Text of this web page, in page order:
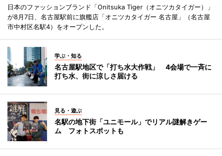
日本のファッションブランド「Onitsuka Tiger（オニツカタイガー）」
が8月7日、名古屋駅前に旗艦店「オニツカタイガー 名古屋」（名古屋
市中村区名駅4）をオープンした。
学ぶ・知る
名古屋駅地区で「打ち水大作戦」 4会場で一斉に
打ち水、街に涼しさ届ける
見る・遊ぶ
名駅の地下街「ユニモール」でリアル謎解きゲー
ム フォトスポットも